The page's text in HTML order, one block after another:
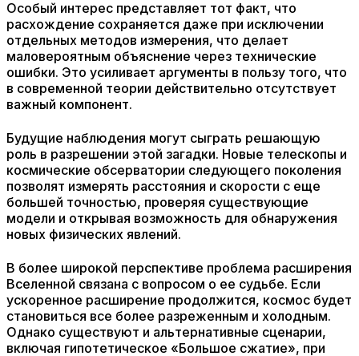
Особый интерес представляет тот факт, что
расхождение сохраняется даже при исключении
отдельных методов измерения, что делает
маловероятным объяснение через технические
ошибки. Это усиливает аргументы в пользу того, что
в современной теории действительно отсутствует
важный компонент.
Будущие наблюдения могут сыграть решающую
роль в разрешении этой загадки. Новые телескопы и
космические обсерватории следующего поколения
позволят измерять расстояния и скорости с еще
большей точностью, проверяя существующие
модели и открывая возможность для обнаружения
новых физических явлений.
В более широкой перспективе проблема расширения
Вселенной связана с вопросом о ее судьбе. Если
ускоренное расширение продолжится, космос будет
становиться все более разреженным и холодным.
Однако существуют и альтернативные сценарии,
включая гипотетическое «Большое сжатие», при